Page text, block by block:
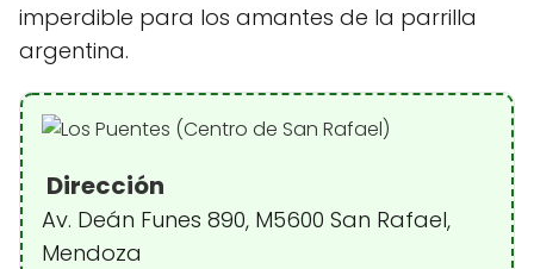
imperdible para los amantes de la parrilla
argentina.
Dirección
Av. Deán Funes 890, M5600 San Rafael,
Mendoza